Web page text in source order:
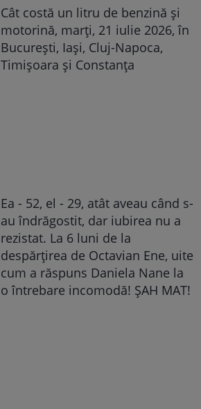
Cât costă un litru de benzină și
motorină, marți, 21 iulie 2026, în
București, Iași, Cluj-Napoca,
Timișoara și Constanța
Ea - 52, el - 29, atât aveau când s-
au îndrăgostit, dar iubirea nu a
rezistat. La 6 luni de la
despărțirea de Octavian Ene, uite
cum a răspuns Daniela Nane la
o întrebare incomodă! ȘAH MAT!